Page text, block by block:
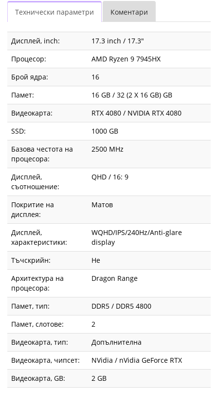
Технически параметри Коментари
Дисплей, inch:
17.3 inch / 17.3"
Процесор:
AMD Ryzen 9 7945HX
Брой ядра:
16
Памет:
16 GB / 32 (2 X 16 GB) GB
Видеокарта:
RTX 4080 / NVIDIA RTX 4080
SSD:
1000 GB
Базова честота на
процесора:
2500 MHz
Дисплей,
съотношение:
QHD / 16: 9
Покритие на
дисплея:
Матов
Дисплей,
характеристики:
WQHD/IPS/240Hz/Anti-glare
display
Тъчскрийн:
Не
Архитектура на
процесора:
Dragon Range
Памет, тип:
DDR5 / DDR5 4800
Памет, слотове:
2
Видеокарта, тип:
Допълнителна
Видеокарта, чипсет:
NVidia / nVidia GeForce RTX
Видеокарта, GВ:
2 GB